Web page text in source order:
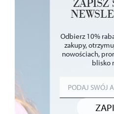
ZAPISZ
Odbierz 10%
zakupy,
nowościach,
blisko